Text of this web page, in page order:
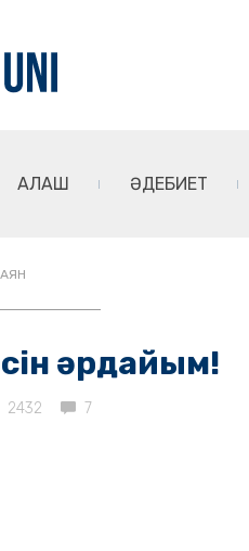
АЛАШ ӘДЕБИЕТ
әрдайым!
2432 7